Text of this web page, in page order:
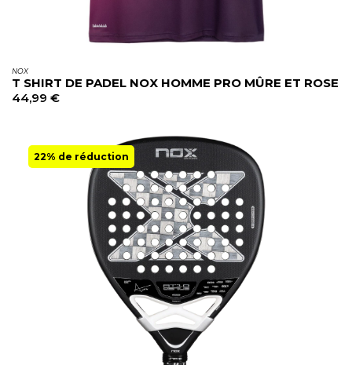
NOX
T SHIRT DE PADEL NOX HOMME PRO MÛRE ET ROSE
44,99 €
22% de réduction